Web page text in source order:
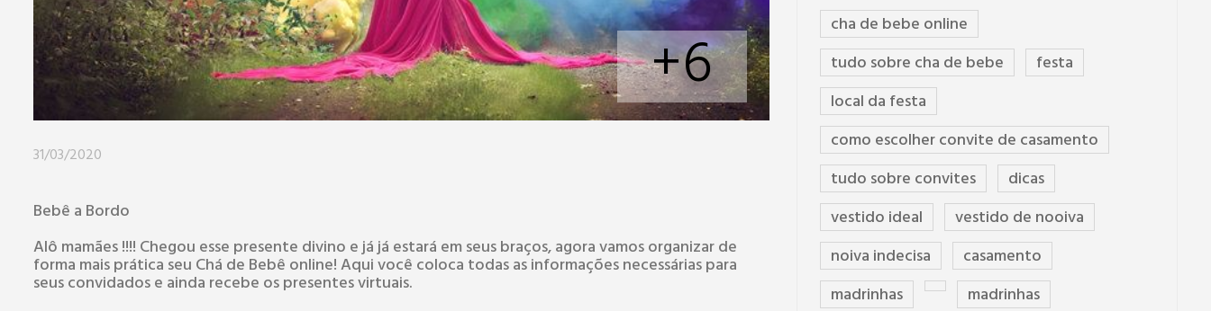
+6
31/03/2020
Bebê a Bordo
Alô mamães !!!! Chegou esse presente divino e já já estará em seus braços, agora vamos organizar de
forma mais prática seu Chá de Bebê online! Aqui você coloca todas as informações necessárias para
seus convidados e ainda recebe os presentes virtuais.
cha de bebe online
tudo sobre cha de bebe
festa
local da festa
como escolher convite de casamento
tudo sobre convites
dicas
vestido ideal
vestido de nooiva
noiva indecisa
casamento
madrinhas
madrinhas